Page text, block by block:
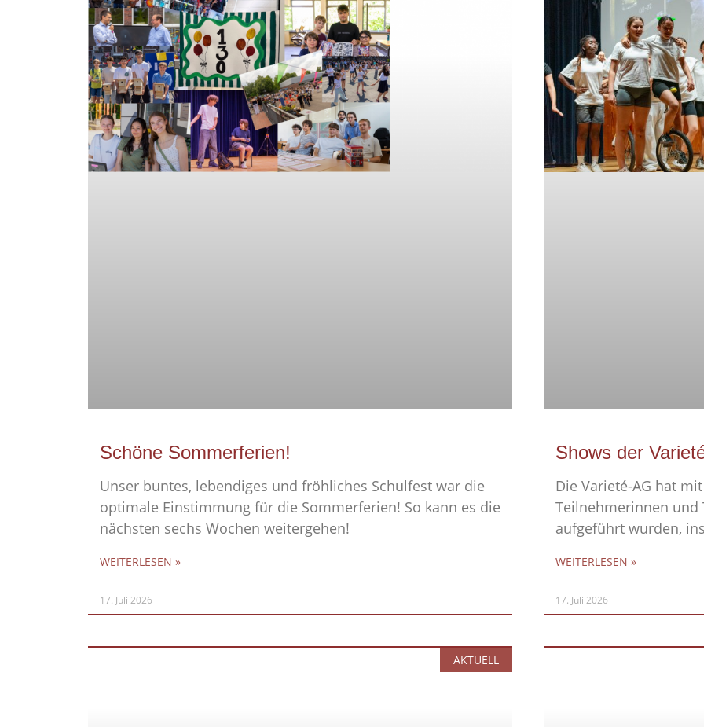
Schöne Sommerferien!
Unser buntes, lebendiges und fröhliches Schulfest war die
optimale Einstimmung für die Sommerferien! So kann es die
nächsten sechs Wochen weitergehen!
WEITERLESEN »
17. Juli 2026
Shows der
Die Varieté-AG hat
Teilnehmerinnen und
aufgeführt wurden,
WEITERLESEN »
17. Juli 2026
AKTUELL